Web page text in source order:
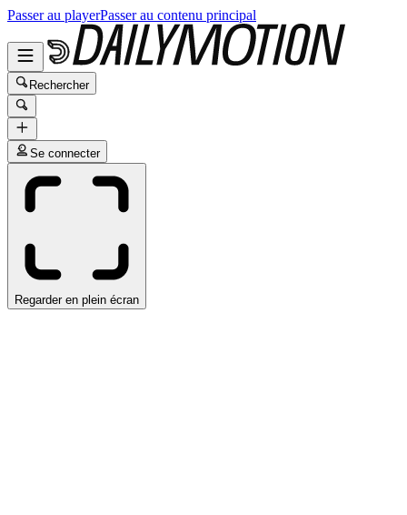
Passer au playerPasser au contenu principal
Rechercher
Se connecter
Regarder en plein écran